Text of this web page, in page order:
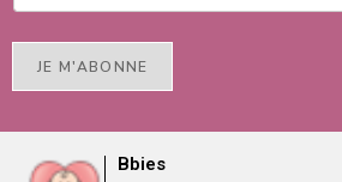
JE M'ABONNE
Bbies